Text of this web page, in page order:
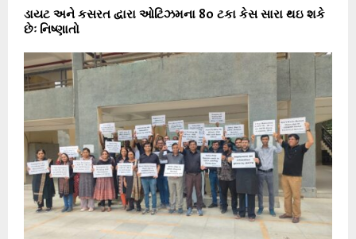
ડાયટ અને કસરત દ્વારા ઓટિઝમના 80 ટકા કેસ સારા થઇ શકે
છેઃ નિષ્ણાતો